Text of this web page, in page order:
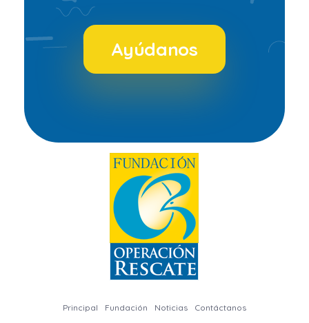
Ayúdanos
Principal Fundación Noticias Contáctanos